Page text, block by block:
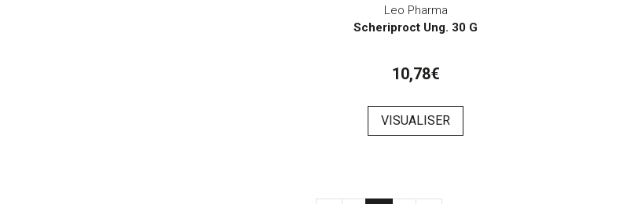
Leo Pharma
Scheriproct Ung. 30 G
10,78€
VISUALISER